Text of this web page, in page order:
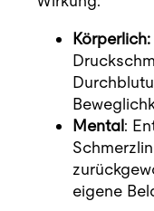
Körperlich:
Mental:
eigene